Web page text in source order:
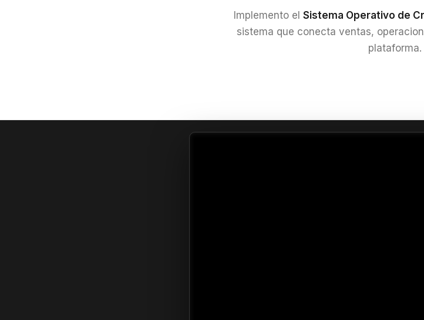
Implemento el Sistema Operativo de
sistema que conecta ventas,
plataforma.